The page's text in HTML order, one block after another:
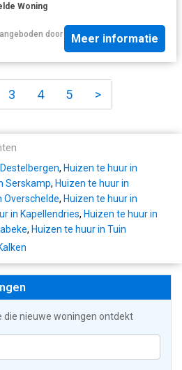
Woning
door
Meer informatie
3 4 5 >
, Huizen te huur in
Serskamp, Huizen te huur in
Overschelde, Huizen te huur in
in Kapellendries, Huizen te huur in
, Huizen te huur in Tuin
die nieuwe woningen ontdekt